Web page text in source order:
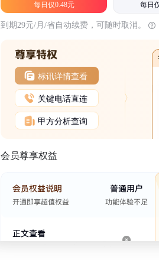
每日仅0.48元 每日
到期29元/月/省自动续费，可随时取消。
标讯详情查看
关键电话直连
甲方分析查询
会员尊享权益